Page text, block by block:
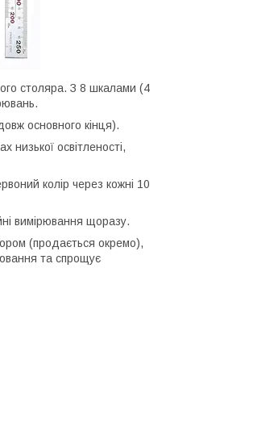
столяра. З 8 шкалами (4
основного кінця).
низької освітленості,
колір через кожні 10
вимірювання щоразу.
(продається окремо),
та спрощує